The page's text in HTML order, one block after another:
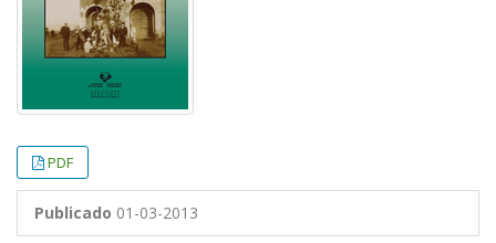
PDF
Publicado 01-03-2013